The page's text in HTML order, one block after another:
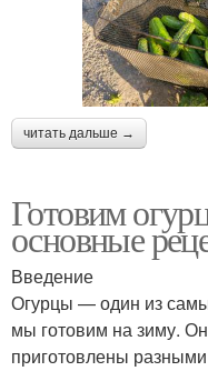
читать дальше →
Готовим
основные
Введение
Огурцы — один из
мы готовим на зиму.
приготовлены